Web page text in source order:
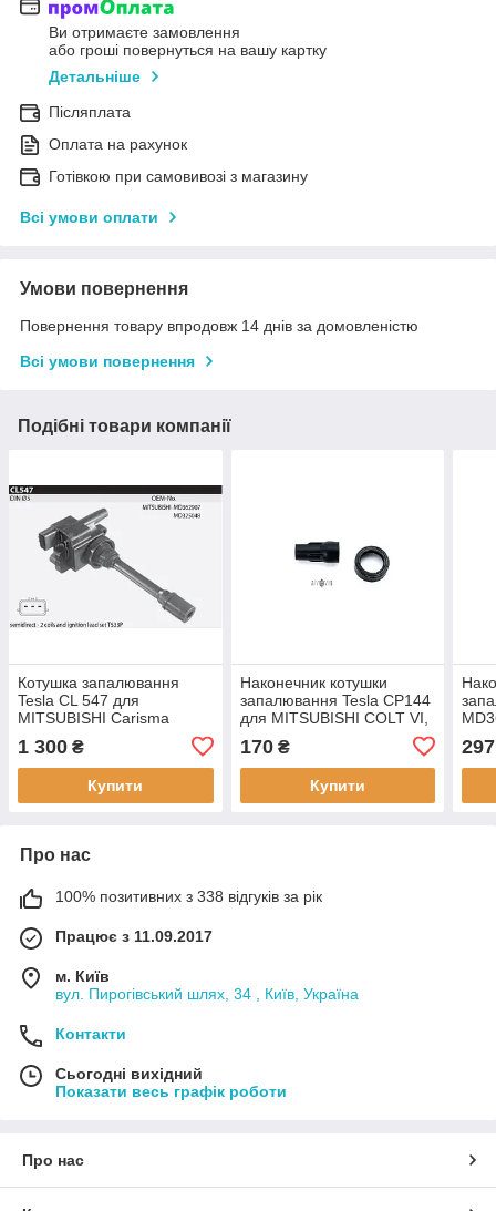
Ви отримаєте замовлення
або гроші повернуться на вашу картку
Детальніше
Післяплата
Оплата на рахунок
Готівкою при самовивозі з магазину
Всі умови оплати
Умови повернення
Повернення товару впродовж 14 днів за домовленістю
Всі умови повернення
Подібні товари компанії
Котушка запалювання
Tesla CL 547 для
MITSUBISHI Carisma
(DA_)/Carisma Sedan, Colt
IV (CA_A), Colt V (CJ_,
CP_), Galant VI
1 300 ₴
Купити
Наконечник котушки
запалювання Tesla CP144
для MITSUBISHI COLT VI,
дв. 3A91, M 134.910, M
134.911, 1.3 дв.
170₴
Купити
297
Про нас
100% позитивних з 338 відгуків за рік
Працює з 11.09.2017
м. Київ
вул. Пирогівський шлях, 34 , Київ, Україна
Контакти
Сьогодні вихідний
Показати весь графік роботи
Про нас